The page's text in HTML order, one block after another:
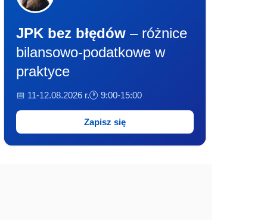
JPK bez błędów – różnice
bilansowo-podatkowe w
praktyce
📅 11-12.08.2026 r.🕐 9:00-15:00
Zapisz się